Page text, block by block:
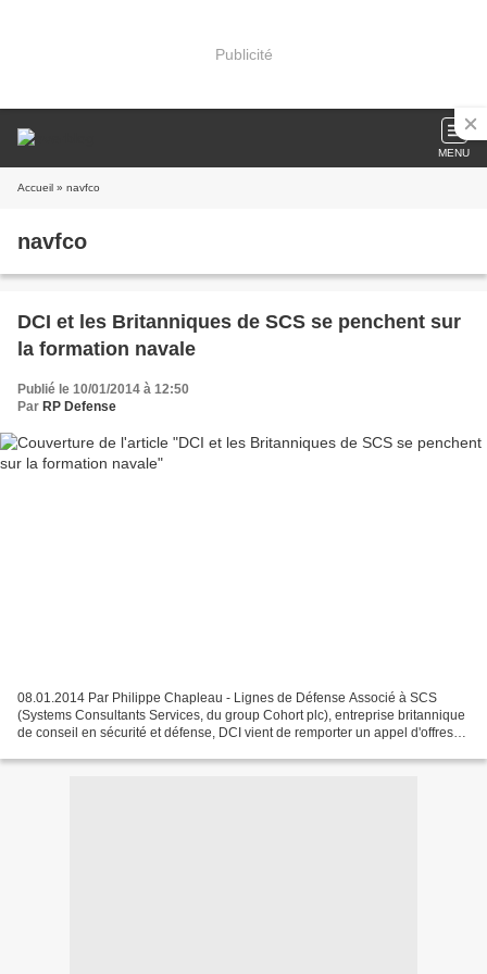
Publicité
MENU
Accueil » navfco
navfco
DCI et les Britanniques de SCS se penchent sur
la formation navale
Publié le 10/01/2014 à 12:50
Par RP Defense
08.01.2014 Par Philippe Chapleau - Lignes de Défense Associé à SCS
(Systems Consultants Services, du group Cohort plc), entreprise britannique
de conseil en sécurité et défense, DCI vient de remporter un appel d'offres